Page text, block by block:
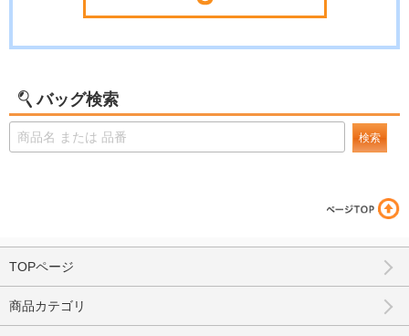
バッグ検索
検索
TOPページ
商品カテゴリ